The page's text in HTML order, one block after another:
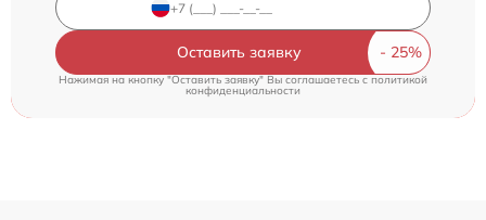
Оставить заявку
Нажимая на кнопку "Оставить заявку" Вы соглашаетесь cполитикой
конфиденциальности